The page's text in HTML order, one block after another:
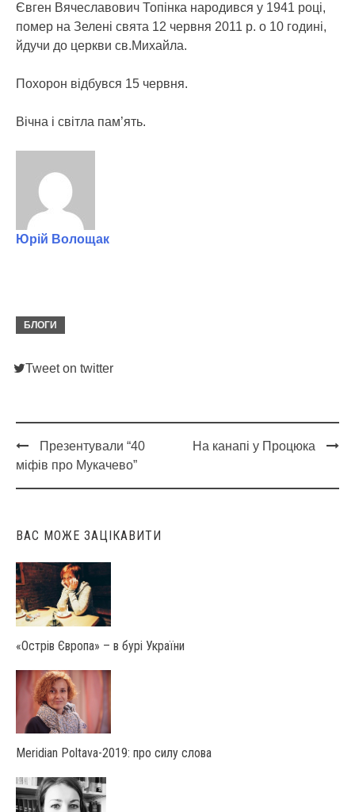
Євген Вячеславович Топінка народився у 1941 році,
помер на Зелені свята 12 червня 2011 р. о 10 годині,
йдучи до церкви св.Михайла.
Похорон відбувся 15 червня.
Вічна і світла пам’ять.
Юрій Волощак
БЛОГИ
Tweet on twitter
Post
navigation
Презентували “40
міфів про Мукачево”
На канапі у Процюка
ВАС МОЖЕ ЗАЦІКАВИТИ
«Острів Європа» – в бурі України
Мeridian Poltava-2019: про силу слова